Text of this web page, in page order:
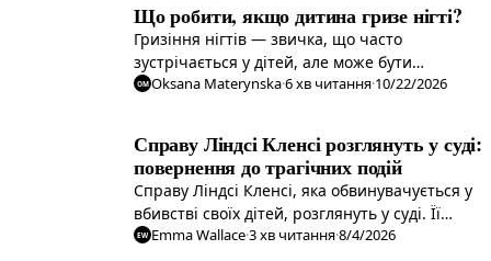
Що робити, якщо дитина гризе нігті?
Гризіння нігтів — звичка, що часто
зустрічається у дітей, але може бути
симптомом емоційних проблем. Досліджуємо
OM Oksana Materynska·6хв читання·10/22/2026
Справу Ліндсі Кленсі розглянуть у суді:
повернення до трагічних подій
Справу Ліндсі Кленсі, яка обвинувачується у
вбивстві своїх дітей, розглянуть у суді. Її
чоловік свідчитиме про трагічні події, які
EW Emma Wallace·3хв читання·8/4/2026